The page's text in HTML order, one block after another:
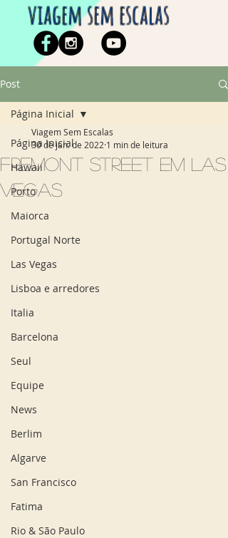
viagem sem escalas
Post
Página Inicial
Hawaii
Porto
Maiorca
Portugal Norte
Las Vegas
Lisboa e arredores
Italia
Barcelona
Seul
Equipe
News
Berlim
Algarve
San Francisco
Fatima
Rio & São Paulo
Página Inicial
Fremont Street em Las
Vegas
Viagem Sem Escalas
30 de jan. de 2022 1 min de leitura